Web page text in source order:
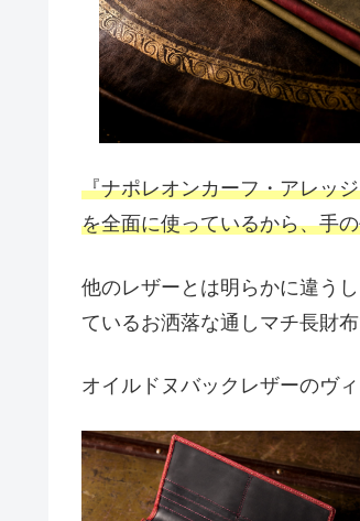
『ナポレオンカーフ・アレッ
を全面に使っているから、手
他のレザーとは明らかに違う
ているお洒落な通しマチ長財布
オイルドヌバックレザーのヴ